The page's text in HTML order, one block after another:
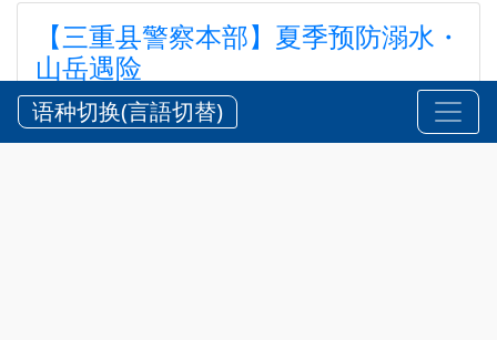
【三重县警察本部】夏季预防溺水・
山岳遇险
【三重県警察本部】夏期における水難・山岳遭難の防
止
语种切换(言語切替)